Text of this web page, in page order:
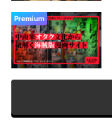
Premium